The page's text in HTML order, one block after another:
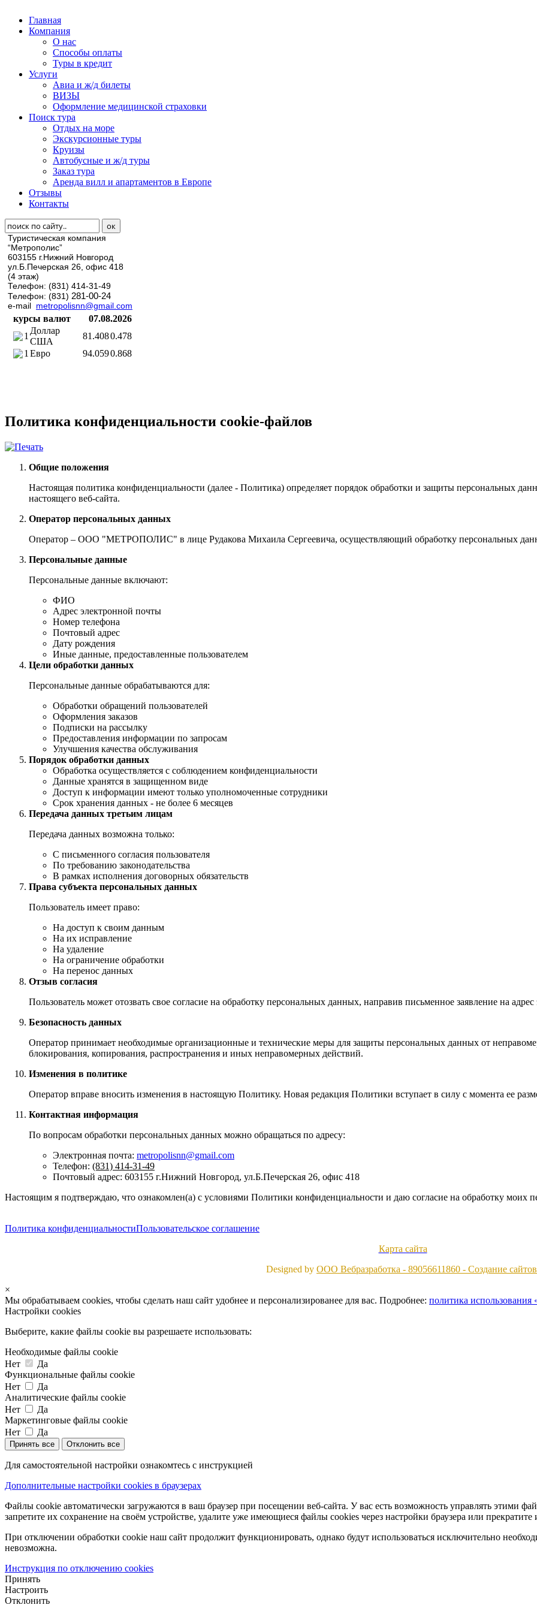
Главная
Компания
О нас
Способы оплаты
Туры в кредит
Услуги
Авиа и ж/д билеты
ВИЗЫ
Оформление медицинской страховки
Поиск тура
Отдых на море
Экскурсионные туры
Круизы
Автобусные и ж/д туры
Заказ тура
Аренда вилл и апартаментов в Европе
Отзывы
Контакты
Туристическая компания
“Метрополис”
603155 г.Нижний Новгород
ул.Б.Печерская 26, офис 418
(4 этаж)
Телефон: (831) 414-31-49
Телефон: (831) 281-00-24
e-mail metropolisnn@gmail.com
курсы валют
07.08.2026
1
Доллар
США
81.4080.478
1 Евро 94.0590.868
Политика конфиденциальности cookie-файлов
Общие положения
Настоящая политика конфиденциальности (далее - Политика) определяет порядок обработки и защиты персональных
настоящего веб-сайта.
Оператор персональных данных
Оператор – ООО "МЕТРОПОЛИС" в лице Рудакова Михаила Сергеевича, осуществляющий обработку персональных
Персональные данные
Персональные данные включают:
ФИО
Адрес электронной почты
Номер телефона
Почтовый адрес
Дату рождения
Иные данные, предоставленные пользователем
Цели обработки данных
Персональные данные обрабатываются для:
Обработки обращений пользователей
Оформления заказов
Подписки на рассылку
Предоставления информации по запросам
Улучшения качества обслуживания
Порядок обработки данных
Обработка осуществляется с соблюдением конфиденциальности
Данные хранятся в защищенном виде
Доступ к информации имеют только уполномоченные сотрудники
Срок хранения данных - не более 6 месяцев
Передача данных третьим лицам
Передача данных возможна только:
С письменного согласия пользователя
По требованию законодательства
В рамках исполнения договорных обязательств
Права субъекта персональных данных
Пользователь имеет право:
На доступ к своим данным
На их исправление
На удаление
На ограничение обработки
На перенос данных
Отзыв согласия
Пользователь может отозвать свое согласие на обработку персональных данных, направив письменное заявление на
Безопасность данных
Оператор принимает необходимые организационные и технические меры для защиты персональных данных от
блокирования, копирования, распространения и иных неправомерных действий.
Изменения в политике
Оператор вправе вносить изменения в настоящую Политику. Новая редакция Политики вступает в силу с момента ее
Контактная информация
По вопросам обработки персональных данных можно обращаться по адресу:
Электронная почта: metropolisnn@gmail.com
Телефон: (831) 414-31-49
Почтовый адрес: 603155 г.Нижний Новгород, ул.Б.Печерская 26, офис 418
Настоящим я подтверждаю, что ознакомлен(а) с условиями Политики конфиденциальности и даю согласие на обработку моих
Политика конфиденциальностиПользовательское соглашение
Карта сайта
Designed by ООО Вебразработка - 89056611860 - Создание сайтов
×
Мы обрабатываем cookies, чтобы сделать наш сайт удобнее и персонализированее для вас. Подробнее: политика использования
Настройки cookies
Выберите, какие файлы cookie вы разрешаете использовать:
Необходимые файлы cookie
Нет
Да
Функциональные файлы cookie
Нет
Да
Аналитические файлы cookie
Нет
Да
Маркетинговые файлы cookie
Нет
Да
Принять все Отклонить все
Для самостоятельной настройки ознакомтесь с инструкцией
Дополнительные настройки cookies в браузерах
Файлы cookie автоматически загружаются в ваш браузер при посещении веб-сайта. У вас есть возможность управлять этими
запретите их сохранение на своём устройстве, удалите уже имеющиеся файлы cookies через настройки браузера или прекратите
При отключении обработки cookie наш сайт продолжит функционировать, однако будут использоваться исключительно
невозможна.
Инструкция по отключению cookies
Принять
Настроить
Отклонить